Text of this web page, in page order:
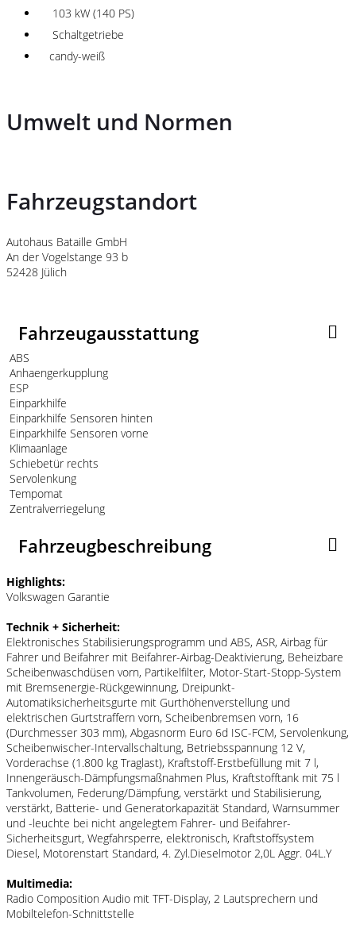
103 kW (140 PS)
Schaltgetriebe
candy-weiß
Umwelt und Normen
Fahrzeugstandort
Autohaus Bataille GmbH
An der Vogelstange 93 b
52428 Jülich
Fahrzeugausstattung
ABS
Anhaengerkupplung
ESP
Einparkhilfe
Einparkhilfe Sensoren hinten
Einparkhilfe Sensoren vorne
Klimaanlage
Schiebetür rechts
Servolenkung
Tempomat
Zentralverriegelung
Fahrzeugbeschreibung
Highlights:
Volkswagen Garantie
Technik + Sicherheit:
Elektronisches Stabilisierungsprogramm und ABS, ASR, Airbag für
Fahrer und Beifahrer mit Beifahrer-Airbag-Deaktivierung, Beheizbare
Scheibenwaschdüsen vorn, Partikelfilter, Motor-Start-Stopp-System
mit Bremsenergie-Rückgewinnung, Dreipunkt-
Automatiksicherheitsgurte mit Gurthöhenverstellung und
elektrischen Gurtstraffern vorn, Scheibenbremsen vorn, 16
(Durchmesser 303 mm), Abgasnorm Euro 6d ISC-FCM, Servolenkung,
Scheibenwischer-Intervallschaltung, Betriebsspannung 12 V,
Vorderachse (1.800 kg Traglast), Kraftstoff-Erstbefüllung mit 7 l,
Innengeräusch-Dämpfungsmaßnahmen Plus, Kraftstofftank mit 75 l
Tankvolumen, Federung/Dämpfung, verstärkt und Stabilisierung,
verstärkt, Batterie- und Generatorkapazität Standard, Warnsummer
und -leuchte bei nicht angelegtem Fahrer- und Beifahrer-
Sicherheitsgurt, Wegfahrsperre, elektronisch, Kraftstoffsystem
Diesel, Motorenstart Standard, 4. Zyl.Dieselmotor 2,0L Aggr. 04L.Y
Multimedia:
Radio Composition Audio mit TFT-Display, 2 Lautsprechern und
Mobiltelefon-Schnittstelle